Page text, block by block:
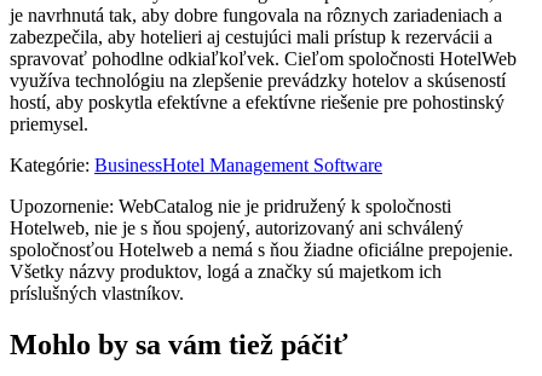
je navrhnutá tak, aby dobre fungovala na rôznych zariadeniach a
zabezpečila, aby hotelieri aj cestujúci mali prístup k rezervácii a
spravovať pohodlne odkiaľkoľvek. Cieľom spoločnosti HotelWeb
využíva technológiu na zlepšenie prevádzky hotelov a skúseností
hostí, aby poskytla efektívne a efektívne riešenie pre pohostinský
priemysel.
Kategórie: BusinessHotel Management Software
Upozornenie: WebCatalog nie je pridružený k spoločnosti
Hotelweb, nie je s ňou spojený, autorizovaný ani schválený
spoločnosťou Hotelweb a nemá s ňou žiadne oficiálne prepojenie.
Všetky názvy produktov, logá a značky sú majetkom ich
príslušných vlastníkov.
Mohlo by sa vám tiež páčiť